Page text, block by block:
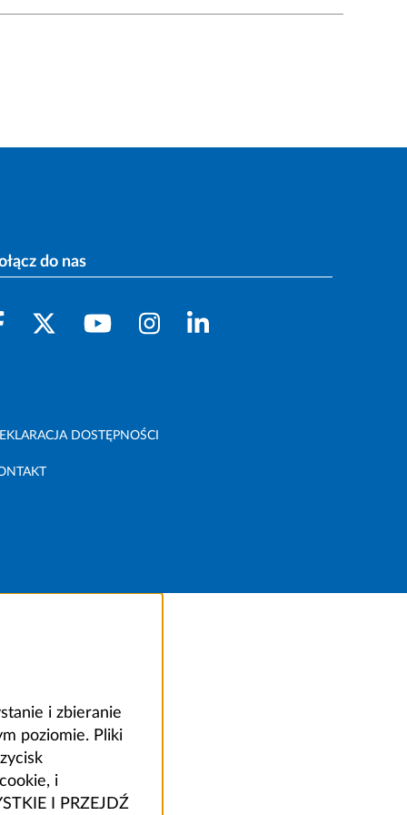
do nas
DOSTĘPNOŚCI
i zbieranie
poziomie. Pliki
i
I PRZEJDŹ